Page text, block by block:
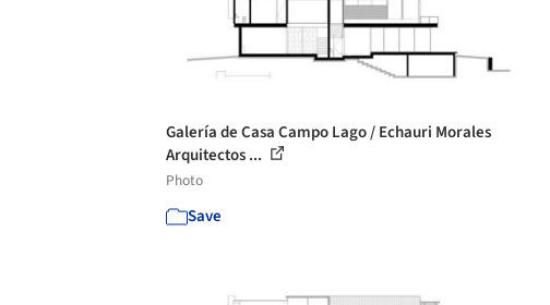
Galería de Casa Campo Lago / Echauri Morales
Arquitectos ...
Photo
Save